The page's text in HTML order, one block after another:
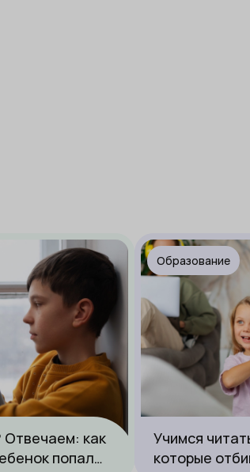
как
попал
Образование
Учимся
которые